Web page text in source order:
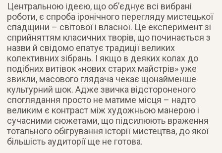
Центральною ідеєю, що об’єднує всі вибрані
роботи, є спроба іронічного перегляду мистецької
спадщини – світової і власної. Це експеримент зі
сприйняттям класичних творів, що починається з
назви й свідомо епатує традиції великих
колективних зібрань. І якщо в деяких колах до
подібних витівок «нових старих майстрів» уже
звикли, масового глядача чекає щонайменше
культурний шок. Адже звичка відстороненого
споглядання просто не матиме місця – надто
великим є контраст між художньою манерою і
сучасними сюжетами, що підсилюють враження
тотального обігрування історії мистецтва, до якої
більшість аудиторії ще не готова.